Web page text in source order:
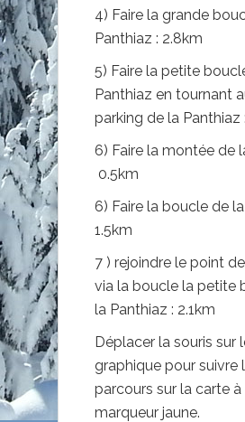
4) Faire la grande
Panthiaz : 2.8km
5) Faire la petite
Panthiaz en tournant
parking de la Panthiaz
6) Faire la montée de
0.5km
6) Faire la boucle de
1.5km
7 ) rejoindre le point
via la boucle la petite
la Panthiaz : 2.1km
Déplacer la souris sur
graphique pour suivre
parcours sur la carte à
marqueur jaune.